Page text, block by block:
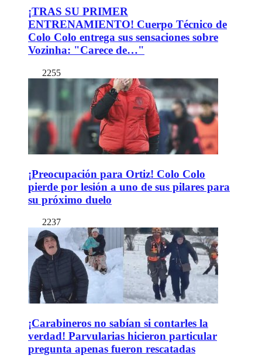
¡TRAS SU PRIMER
ENTRENAMIENTO! Cuerpo Técnico de
Colo Colo entrega sus sensaciones sobre
Vozinha: "Carece de…"
2255
¡Preocupación para Ortiz! Colo Colo
pierde por lesión a uno de sus pilares para
su próximo duelo
2237
¡Carabineros no sabían si contarles la
verdad! Parvularias hicieron particular
pregunta apenas fueron rescatadas